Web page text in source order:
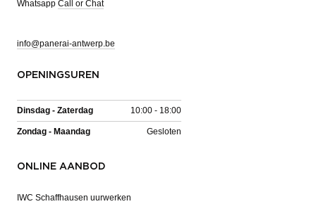
Whatsapp Call or Chat
info@panerai-antwerp.be
OPENINGSUREN
Dinsdag - Zaterdag 10:00 - 18:00
Zondag - Maandag Gesloten
ONLINE AANBOD
IWC Schaffhausen uurwerken